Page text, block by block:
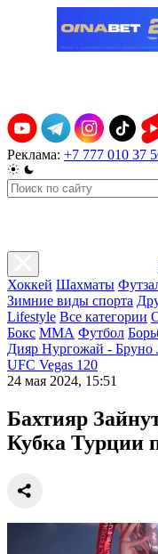
Реклама: +7 777 010 37
Хоккей Шахматы
Зимние виды спорта
Lifestyle Все категории
Бокс ММА Футбол
Дияр Нургожай - Бруно
UFC Vegas 120
24 мая 2024, 15:51
Бахтияр
Кубка Турции